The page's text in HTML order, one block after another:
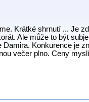
Krátké shrnutí ... Je
Ale může to být
Konkurence je
večer plno. Ceny